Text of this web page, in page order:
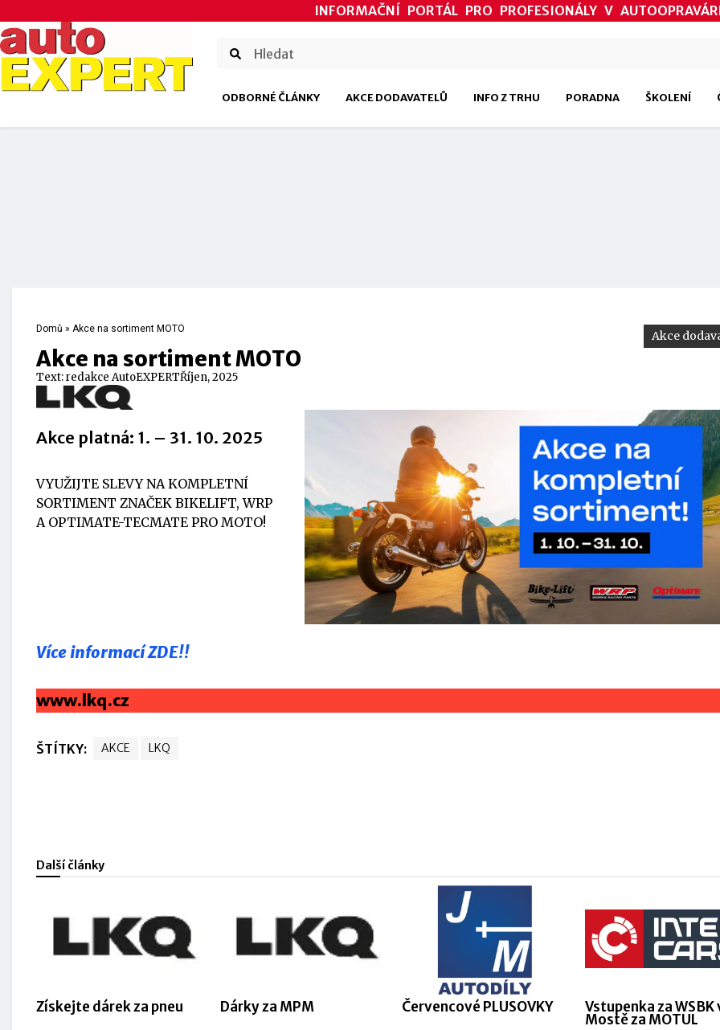
INFORMAČNÍ PORTÁL PRO PROFESIONÁLY V
ODBORNÉ ČLÁNKY AKCE DODAVATELŮ INFO Z TRHU PORADNA ŠKOLENÍ
Domů » Akce na sortiment MOTO
Akce na sortiment MOTO
Akce
Text:redakce AutoEXPERTŘíjen, 2025
Akce platná: 1. – 31. 10. 2025
VYUŽIJTE SLEVY NA KOMPLETNÍ
SORTIMENT ZNAČEK BIKELIFT, WRP
A OPTIMATE-TECMATE PRO MOTO!
Více informací ZDE!!
www.lkq.cz
ŠTÍTKY: AKCE LKQ
Další články
Získejte dárek za pneu Dárky za MPM Červencové PLUSOVKY Vstupenka za WSBK
Mostě za MOTUL